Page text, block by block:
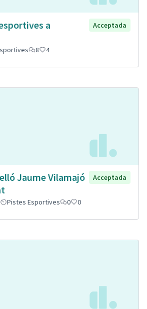
a
Acceptada
8 4
Jaume Vilamajó
Acceptada
Pistes Esportives 0 0